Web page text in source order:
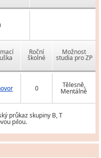
Roční
školné
Možnost
studia pro ZP
0 Tělesně,
Mentálně
průkaz skupiny B, T
pilou.